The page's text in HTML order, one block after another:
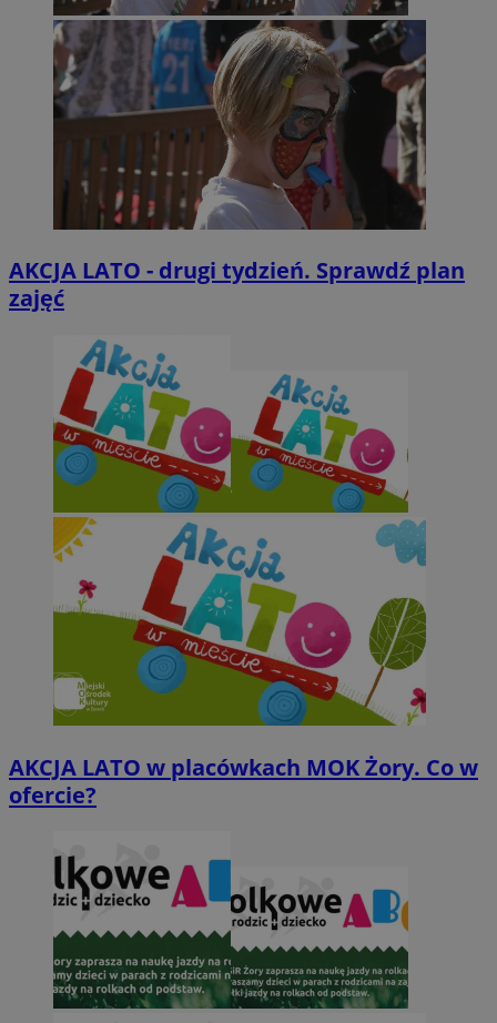
AKCJA LATO - drugi tydzień. Sprawdź plan
zajęć
AKCJA LATO w placówkach MOK Żory. Co w
ofercie?